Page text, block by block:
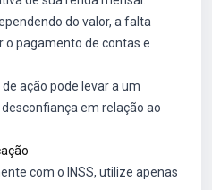
do valor, a falta
o pagamento de contas e
ação pode levar a um
em relação ao
com o INSS, utilize apenas